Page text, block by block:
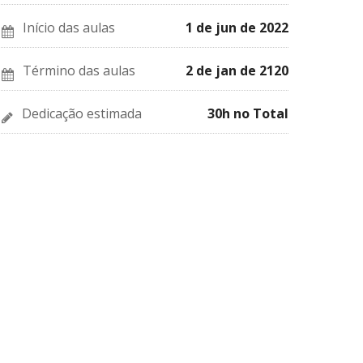
inscreveu
neste
curso.
inscreveu
neste
curso.
Início das aulas 1 de jun de 2022
Término das aulas 2 de jan de 2120
Dedicação estimada 30h no Total